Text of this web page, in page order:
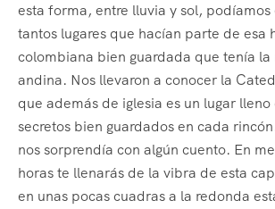
esta forma, entre lluvia y sol,
tantos lugares que hacían parte de esa
colombiana bien guardada que tenía la
andina. Nos llevaron a conocer la
que además de iglesia es un lugar
secretos bien guardados en cada
nos sorprendía con algún cuento. En
horas te llenarás de la vibra de esta
en unas pocas cuadras a la redonda